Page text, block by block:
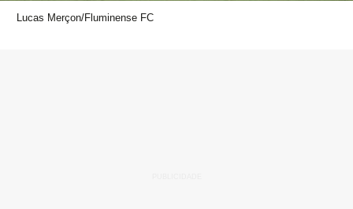
Lucas Merçon/Fluminense FC